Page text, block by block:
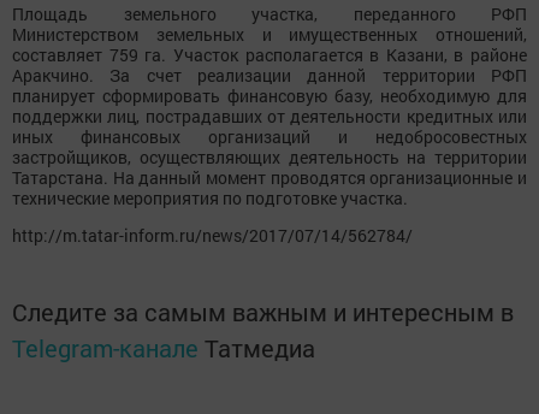
Площадь земельного участка, переданного РФП
Министерством земельных и имущественных отношений,
составляет 759 га. Участок располагается в Казани, в районе
Аракчино. За счет реализации данной территории РФП
планирует сформировать финансовую базу, необходимую для
поддержки лиц, пострадавших от деятельности кредитных или
иных финансовых организаций и недобросовестных
застройщиков, осуществляющих деятельность на территории
Татарстана. На данный момент проводятся организационные и
технические мероприятия по подготовке участка.
http://m.tatar-inform.ru/news/2017/07/14/562784/
Следите за самым важным и интересным в
Telegram-канале Татмедиа